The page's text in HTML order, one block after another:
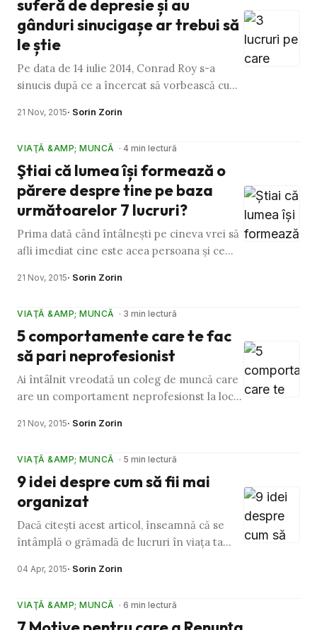
suferă de depresie și au
gânduri sinucigașe ar trebui să
le știe
Pe data de 14 iulie 2014, Conrad Roy s-a
sinucis după ce a încercat să vorbească cu
locale au dat …
21 Nov, 2015· Sorin Zorin
VIAŢĂ &AMP; MUNCĂ · 4 min lectură
Ştiai că lumea își formează o
părere despre tine pe baza
următoarelor 7 lucruri?
Prima dată când întâlnești pe cineva vrei să
afli imediat cine este acea persoana și ce
le găsești …
21 Nov, 2015· Sorin Zorin
VIAŢĂ &AMP; MUNCĂ · 3 min lectură
5 comportamente care te fac
să pari neprofesionist
Ai întâlnit vreodată un coleg de muncă care
are un comportament neprofesionst la locul
încă nu a fost dat …
21 Nov, 2015· Sorin Zorin
VIAŢĂ &AMP; MUNCĂ · 5 min lectură
9 idei despre cum să fii mai
organizat
Dacă citeşti acest articol, înseamnă că se
întâmplă o grămadă de lucruri în viaţa ta
Nu cred într-o …
04 Apr, 2015· Sorin Zorin
VIAŢĂ &AMP; MUNCĂ · 6 min lectură